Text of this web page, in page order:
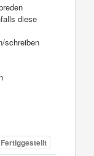
diese
schreiben
Fertiggestellt